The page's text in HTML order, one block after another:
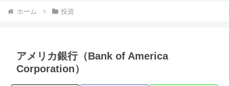
ホーム 投資
アメリカ銀行（Bank of America
Corporation）